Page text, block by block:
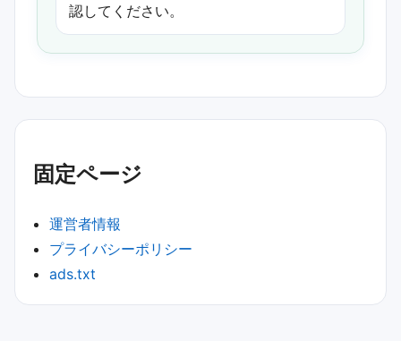
認してください。
固定ページ
運営者情報
プライバシーポリシー
ads.txt